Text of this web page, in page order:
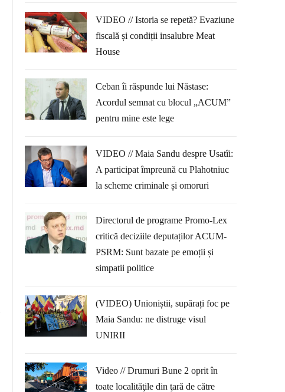
VIDEO // Istoria se repetă? Evaziune
fiscală și condiții insalubre Meat
House
Ceban îi răspunde lui Năstase:
Acordul semnat cu blocul „ACUM”
pentru mine este lege
VIDEO // Maia Sandu despre Usatîi:
A participat împreună cu Plahotniuc
la scheme criminale și omoruri
Directorul de programe Promo-Lex
critică deciziile deputaților ACUM-
PSRM: Sunt bazate pe emoții și
simpatii politice
(VIDEO) Unioniștii, supărați foc pe
Maia Sandu: ne distruge visul
UNIRII
Video // Drumuri Bune 2 oprit în
toate localităţile din ţară de către